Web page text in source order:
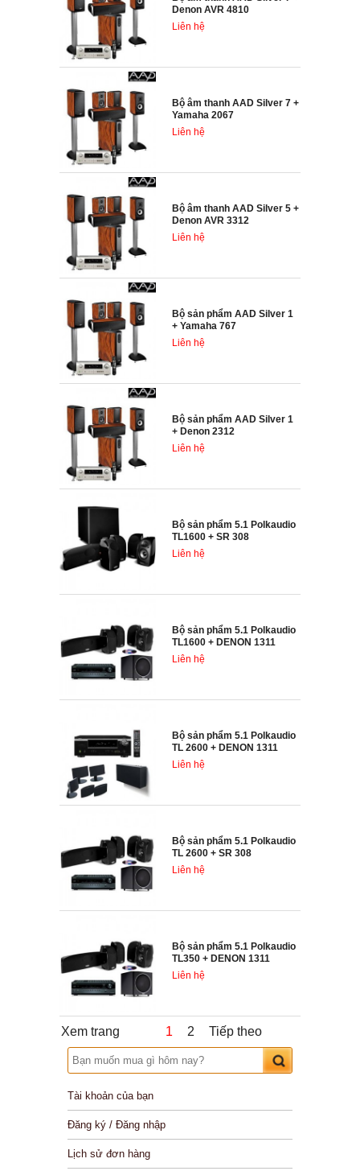
Denon AVR 4810
Liên hệ
Bộ âm thanh AAD Silver 7 +
Yamaha 2067
Liên hệ
Bộ âm thanh AAD Silver 5 +
Denon AVR 3312
Liên hệ
Bộ sản phẩm AAD Silver 1
+ Yamaha 767
Liên hệ
Bộ sản phẩm AAD Silver 1
+ Denon 2312
Liên hệ
Bộ sản phẩm 5.1 Polkaudio
TL1600 + SR 308
Liên hệ
Bộ sản phẩm 5.1 Polkaudio
TL1600 + DENON 1311
Liên hệ
Bộ sản phẩm 5.1 Polkaudio
TL 2600 + DENON 1311
Liên hệ
Bộ sản phẩm 5.1 Polkaudio
TL 2600 + SR 308
Liên hệ
Bộ sản phẩm 5.1 Polkaudio
TL350 + DENON 1311
Liên hệ
Xem trang 1 2 Tiếp theo
Tài khoản của bạn
Đăng ký / Đăng nhập
Lịch sử đơn hàng